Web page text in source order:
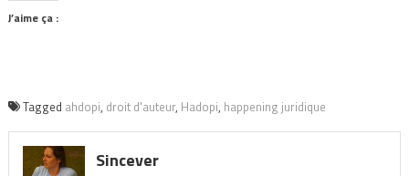
J’aime ça :
Tagged ahdopi, droit d'auteur, Hadopi, happening juridique
Sincever